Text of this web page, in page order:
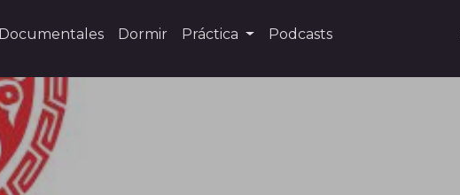
Documentales Dormir Práctica Podcasts